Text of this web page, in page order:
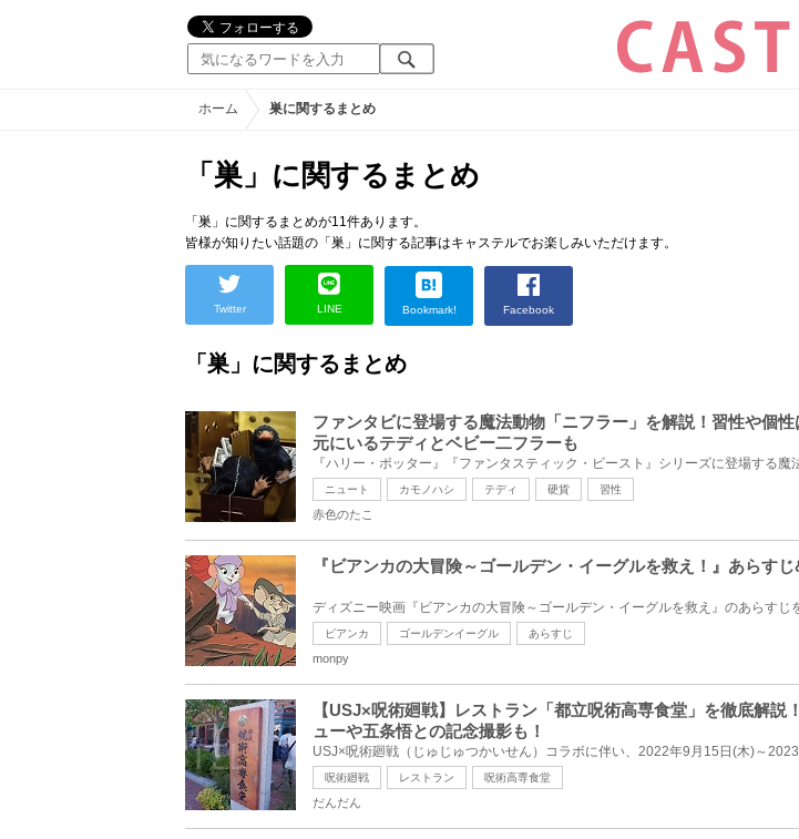
ホーム 巣に関するまとめ
「巣」に関するまとめ
「巣」に関するまとめが11件あります。
皆様が知りたい話題の「巣」に関する記事はキャステルでお楽しみいただけます。
Twitter LINE Bookmark! Facebook
「巣」に関するまとめ
ファンタビに登場する魔法動物「ニフラー」を解説！習性や個
元にいるテディとベビー二フラーも
ニュート カモノハシ テディ 硬貨 習性
赤色のたこ
『ビアンカの大冒険～ゴールデン・イーグルを救え！』あらす
ビアンカ ゴールデンイーグル あらすじ
monpy
【USJ×呪術廻戦】レストラン「都立呪術高専食堂」を徹底解説
ューや五条悟との記念撮影も！
呪術廻戦 レストラン 呪術高専食堂
だんだん